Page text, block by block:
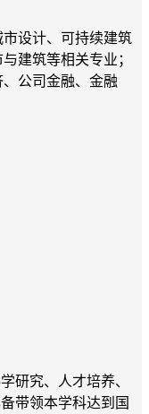
设计、可持续建筑
建筑等相关专业 ；
公司金融、金融
研究、人才培养、
带领本学科达到国